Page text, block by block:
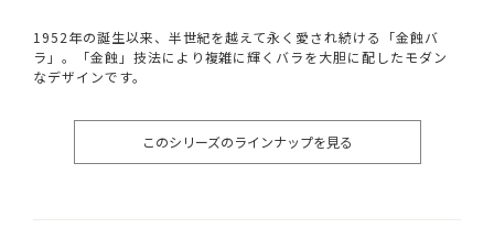
1952年の誕生以来、半世紀を越えて永く愛され続ける「金蝕バ
ラ」。「金蝕」技法により複雑に輝くバラを大胆に配したモダン
なデザインです。
このシリーズのラインナップを見る